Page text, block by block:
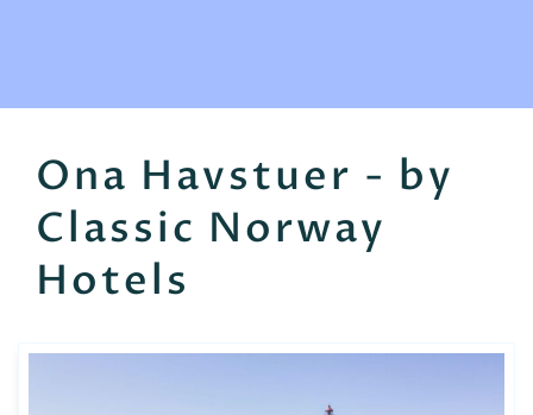
Ona Havstuer - by
Classic Norway
Hotels